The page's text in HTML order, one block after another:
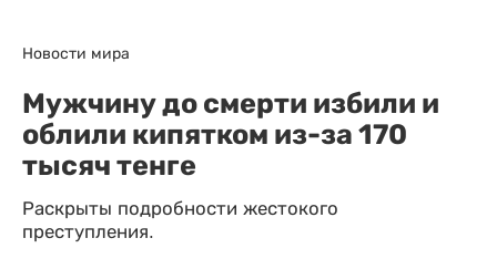
Новости мира
Мужчину до смерти избили и
облили кипятком из-за 170
тысяч тенге
Раскрыты подробности жестокого
преступления.